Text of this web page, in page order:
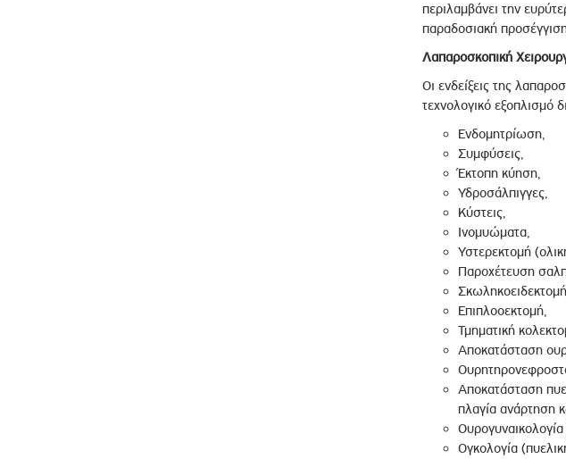
περιλαμβάνει την
παραδοσιακή
Λαπαροσκοπική
Οι ενδείξεις της
τεχνολογικό εξοπλισμό
Eνδομητρίωση,
Συμφύσεις,
Έκτοπη κύηση,
Υδροσάλπιγγες,
Κύστεις,
Ινομυώματα,
Υστερεκτομή
Παροχέτευση
Επιπλοοεκτομή,
Τμηματική
Αποκατάσταση
Αποκατάσταση
πλαγία ανάρτηση
Ογκολογία